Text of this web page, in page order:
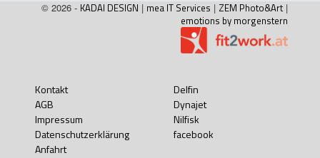
© 2026 - KADAI DESIGN | mea IT Services | ZEM Photo&Art |
emotions by morgenstern
Kontakt
AGB
Impressum
Datenschutzerklärung
Anfahrt
Delfin
Dynajet
Nilfisk
facebook